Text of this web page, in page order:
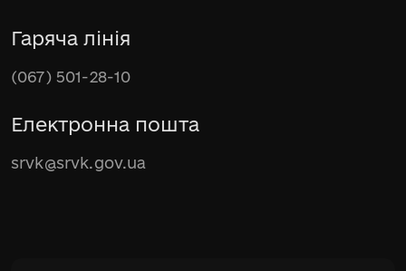
Гаряча лінія
(067) 501-28-10
Електронна пошта
srvk@srvk.gov.ua